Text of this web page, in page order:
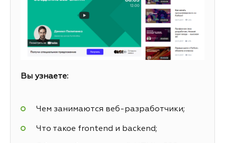
Вы узнаете:
Чем занимаются веб-разработчики;
Что такое frontend и backend;